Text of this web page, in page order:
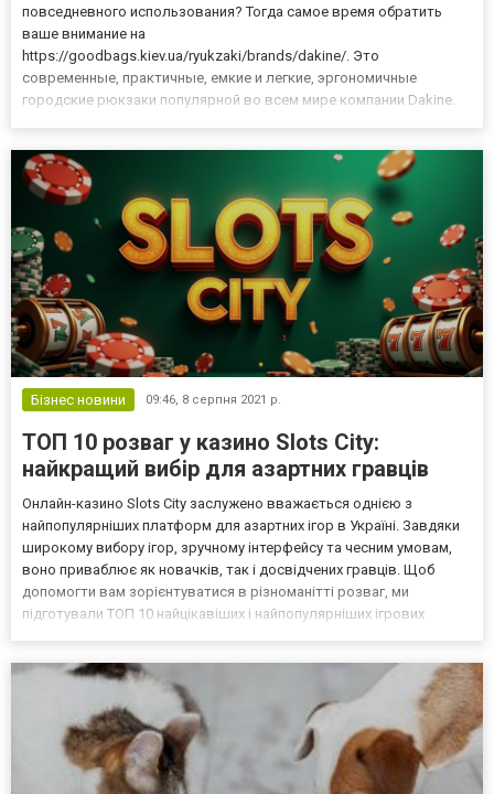
повседневного использования? Тогда самое время обратить
ваше внимание на
https://goodbags.kiev.ua/ryukzaki/brands/dakine/. Это
современные, практичные, емкие и легкие, эргономичные
городские рюкзаки популярной во всем мире компании Dakine.
время путешествий или вылазок на природу, но и во время
прог...
Бізнес новини 09:46, 8 серпня 2021 р.
ТОП 10 розваг у казино Slots City:
найкращий вибір для азартних гравців
Онлайн-казино Slots City заслужено вважається однією з
найпопулярніших платформ для азартних ігор в Україні. Завдяки
широкому вибору ігор, зручному інтерфейсу та чесним умовам,
воно приваблює як новачків, так і досвідчених гравців. Щоб
допомогти вам зорієнтуватися в різноманітті розваг, ми
підготували ТОП 10 найцікавіших і найпопулярніших ігрових